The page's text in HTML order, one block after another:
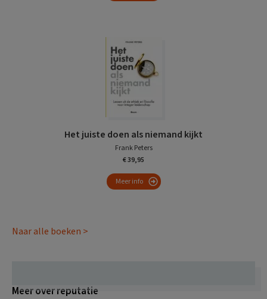
Het juiste doen als niemand kijkt
Frank Peters
€ 39,95
Meer info
Naar alle boeken >
Meer over reputatie